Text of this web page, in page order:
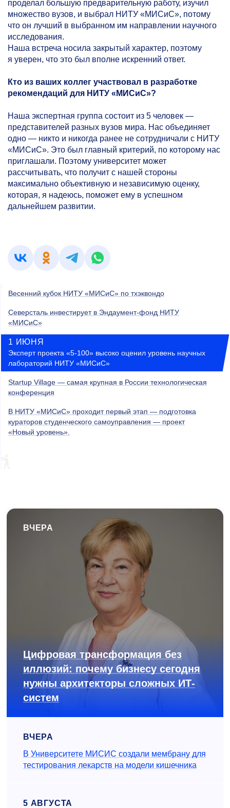
проделал большую предварительную работу, изучил
множество вузов, и выбрал НИТУ «МИСиС», потому
что он лучший в выбранном им направлении научного
исследования.
Наша встреча носила закрытый характер, поэтому
я уверен, что это был вполне искренний ответ.
Кто из ваших коллег участвовал в разработке
рекомендаций для НИТУ «МИСиС»?
Наша экспертная группа состоит из 5 человек —
представителей разных вузов мира. Нас объединяет
одно — никто и никогда ранее не сотрудничали с НИТУ
«МИСиС». Это был главный критерий, по которому нас
приглашали. Поэтому университет может
рассчитывать, что получит с нашей стороны
максимально объективную и независимую оценку,
которая, я надеюсь, поможет ему в успешном
дальнейшем развитии.
Весенний кубок НИТУ «МИСиС» по тхэквондо
Северсталь инвестирует в Эндаумент-фонд НИТУ
«МИСиС»
1 ИЮНЯ
Эксперт проекта «5-100» высоко оценил уровень научных
лабораторий НИТУ «МИСиС»
Startup Village — самая крупная в России технологическая
конференция
В НИТУ «МИСиС» проходит первый этап — подготовка
кураторов студенческого самоуправления — проект
«Новый уровень».
ВЧЕРА
Цифровая трансформация без
иллюзий: почему бизнесу сегодня
нужны архитекторы сложных ИТ-
систем
ВЧЕРА
В Университете МИСИС создали мембрану для
тестирования лекарств на модели кишечника
5 АВГУСТА